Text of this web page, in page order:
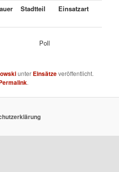
Stadtteil Einsatzart
0,5 Poll
unter Einsätzeveröffentlicht.
.